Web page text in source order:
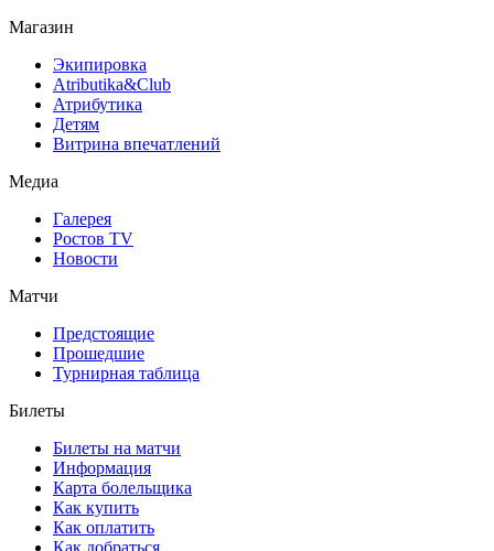
Магазин
Экипировка
Atributika&Club
Атрибутика
Детям
Витрина впечатлений
Медиа
Галерея
Ростов TV
Новости
Матчи
Предстоящие
Прошедшие
Турнирная таблица
Билеты
Билеты на матчи
Информация
Карта болельщика
Как купить
Как оплатить
Как добраться